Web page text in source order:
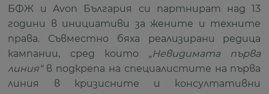
БФЖ и Avon България си партнират над 13
години в инициативи за жените и техните
права. Съвместно бяха реализирани редица
кампании, сред които „Невидимата първа
линия“в подкрепа на специалистите на първа
линия в кризисните и консултативни